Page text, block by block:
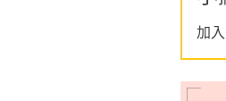
加